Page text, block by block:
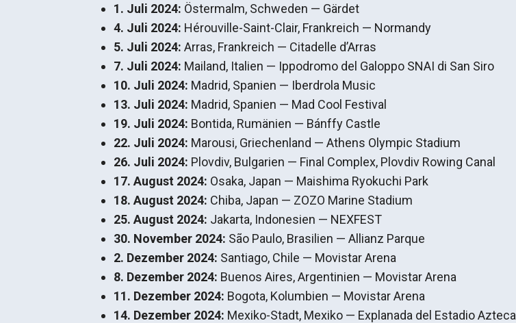
1. Juli 2024: Östermalm, Schweden — Gärdet
4. Juli 2024: Hérouville-Saint-Clair, Frankreich — Normandy
5. Juli 2024: Arras, Frankreich — Citadelle d’Arras
7. Juli 2024: Mailand, Italien — Ippodromo del Galoppo SNAI di San Siro
10. Juli 2024: Madrid, Spanien — Iberdrola Music
13. Juli 2024: Madrid, Spanien — Mad Cool Festival
19. Juli 2024: Bontida, Rumänien — Bánffy Castle
22. Juli 2024: Marousi, Griechenland — Athens Olympic Stadium
26. Juli 2024: Plovdiv, Bulgarien — Final Complex, Plovdiv Rowing Canal
17. August 2024: Osaka, Japan — Maishima Ryokuchi Park
18. August 2024: Chiba, Japan — ZOZO Marine Stadium
25. August 2024: Jakarta, Indonesien — NEXFEST
30. November 2024: São Paulo, Brasilien — Allianz Parque
2. Dezember 2024: Santiago, Chile — Movistar Arena
8. Dezember 2024: Buenos Aires, Argentinien — Movistar Arena
11. Dezember 2024: Bogota, Kolumbien — Movistar Arena
14. Dezember 2024: Mexiko-Stadt, Mexiko — Explanada del Estadio Azteca